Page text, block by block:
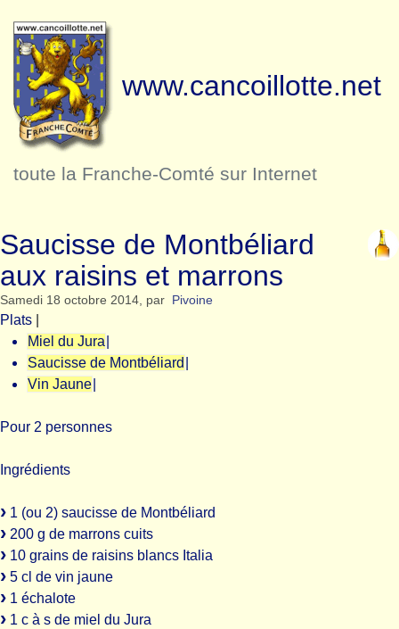
www.cancoillotte.net
toute la Franche-Comté sur Internet
Saucisse de Montbéliard
aux raisins et marrons
Samedi 18 octobre 2014, par Pivoine
Plats
Miel du Jura
Saucisse de Montbéliard
Vin Jaune
Pour 2 personnes
Ingrédients
1 (ou 2) saucisse de Montbéliard
200 g de marrons cuits
10 grains de raisins blancs Italia
5 cl de vin jaune
1 échalote
1 c à s de miel du Jura